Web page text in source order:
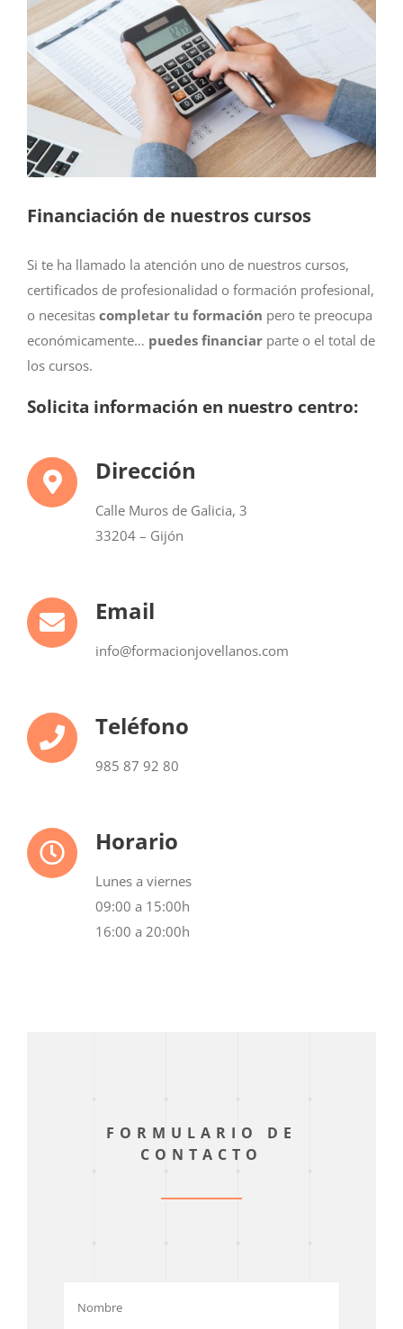
más
grande
Financiación de nuestros cursos
Si te ha llamado la atención uno de nuestros cursos,
certificados de profesionalidad o formación profesional,
o necesitas completar tu formación pero te preocupa
económicamente… puedes financiar parte o el total de
los cursos.
Solicita información en nuestro centro:
Dirección
Calle Muros de Galicia, 3
33204 – Gijón
Email
info@formacionjovellanos.com
Teléfono
985 87 92 80
Horario
Lunes a viernes
09:00 a 15:00h
16:00 a 20:00h
FORMULARIO DE
CONTACTO